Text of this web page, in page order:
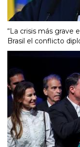
“La crisis más grave
Brasil el conflicto